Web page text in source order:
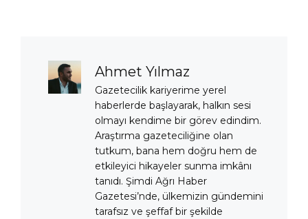
Ahmet Yılmaz
Gazetecilik kariyerime yerel
haberlerde başlayarak, halkın sesi
olmayı kendime bir görev edindim.
Araştırma gazeteciliğine olan
tutkum, bana hem doğru hem de
etkileyici hikayeler sunma imkânı
tanıdı. Şimdi Ağrı Haber
Gazetesi’nde, ülkemizin gündemini
tarafsız ve şeffaf bir şekilde